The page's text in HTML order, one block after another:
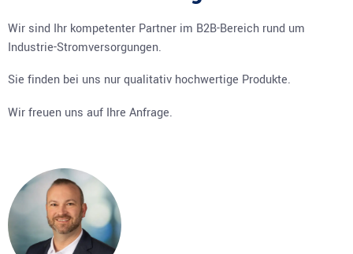
Wir sind Ihr kompetenter Partner im B2B-Bereich rund um
Industrie-Stromversorgungen.
Sie finden bei uns nur qualitativ hochwertige Produkte.
Wir freuen uns auf Ihre Anfrage.